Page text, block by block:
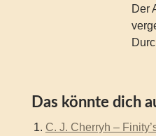
Der
Das könnte dich
C. J. Cherryh –